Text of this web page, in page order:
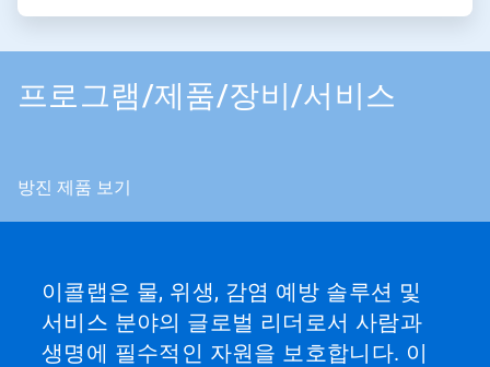
프로그램/제품/장비/서비스
방진 제품 보기
이콜랩은 물, 위생, 감염 예방 솔루션 및
서비스 분야의 글로벌 리더로서 사람과
생명에 필수적인 자원을 보호합니다. 이